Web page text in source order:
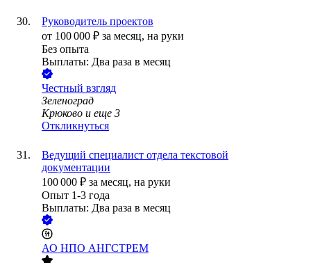
Руководитель проектов
от 100 000 ₽ за месяц, на руки
Без опыта
Выплаты: Два раза в месяц
Честный взгляд
Зеленоград
Крюково и еще 3
Откликнуться
Ведущий специалист отдела текстовой
документации
100 000 ₽ за месяц, на руки
Опыт 1-3 года
Выплаты: Два раза в месяц
АО НПО АНГСТРЕМ